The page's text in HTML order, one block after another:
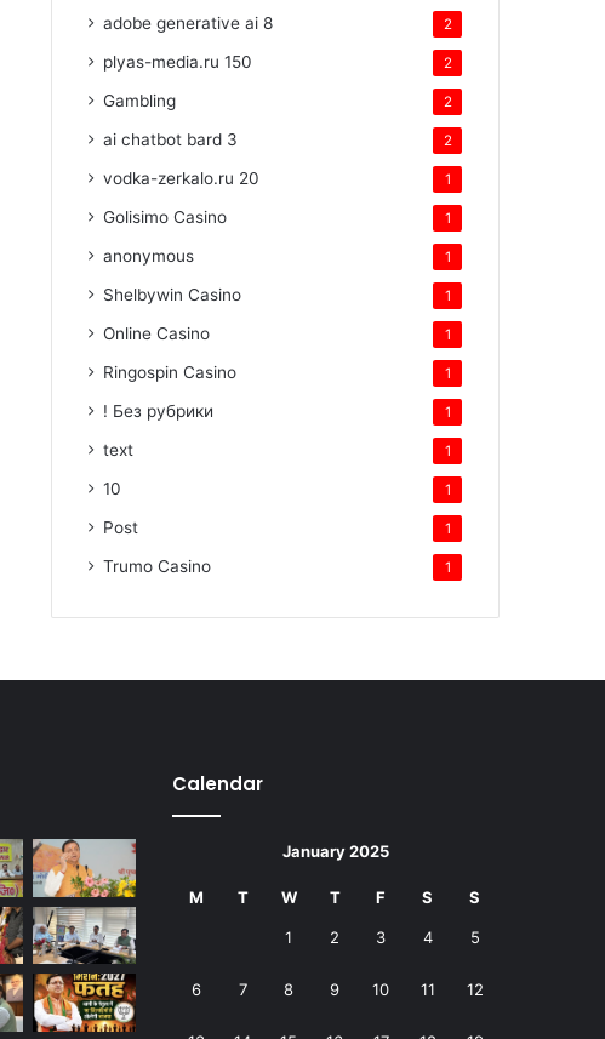
adobe generative ai 8 2
plyas-media.ru 150 2
Gambling 2
ai chatbot bard 3 2
vodka-zerkalo.ru 20 1
Golisimo Casino 1
anonymous 1
Shelbywin Casino 1
Online Casino 1
Ringospin Casino 1
! Без рубрики 1
text 1
10 1
Post 1
Trumo Casino 1
Calendar
January 2025
M T W T F S S
1 2 3 4 5
6 7 8 9 10 11 12